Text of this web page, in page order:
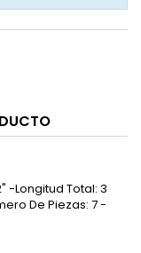
-Longitud Total: 3
De Piezas: 7 -